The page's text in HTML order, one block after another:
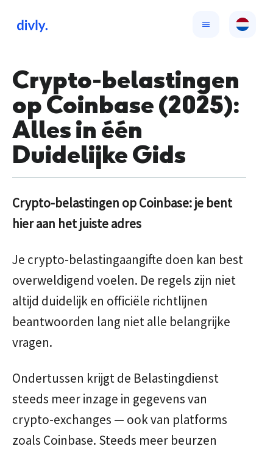
Crypto-belastingen
op Coinbase (2025):
Alles in één
Duidelijke Gids
Crypto-belastingen op Coinbase: je bent
hier aan het juiste adres
Je crypto-belastingaangifte doen kan best
overweldigend voelen. De regels zijn niet
altijd duidelijk en officiële richtlijnen
beantwoorden lang niet alle belangrijke
vragen.
Ondertussen krijgt de Belastingdienst
steeds meer inzage in gegevens van
crypto-exchanges — ook van platforms
zoals Coinbase. Steeds meer beurzen